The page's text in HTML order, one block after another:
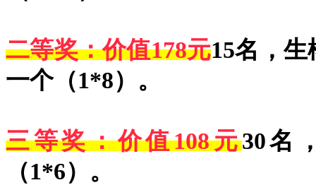
二等奖：价值178元15名，
一个（1*8） 。
三等奖：价值108元30名
（1*6） 。